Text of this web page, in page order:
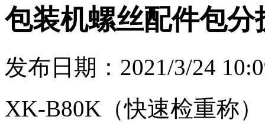
包装机螺丝配件包
发布日期：2021/3/24
XK-B80K（快速检重称）